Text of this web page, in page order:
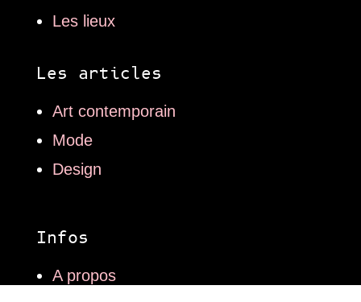
Les lieux
Les articles
Art contemporain
Mode
Design
Infos
A propos